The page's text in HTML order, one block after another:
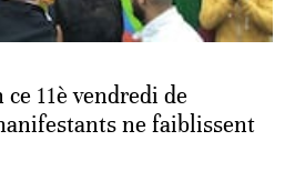
11è vendredi de
ne faiblissent